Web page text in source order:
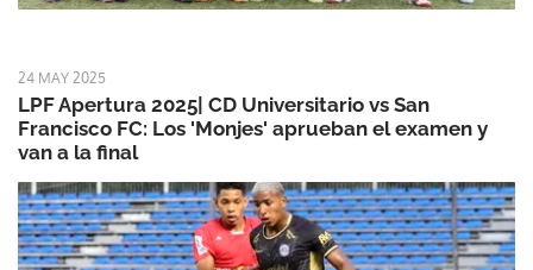
24 MAY 2025
LPF Apertura 2025| CD Universitario vs San
Francisco FC: Los 'Monjes' aprueban el examen y
van a la final